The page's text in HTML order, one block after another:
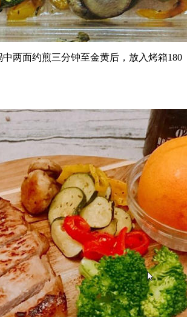
两面约煎三分钟至金黄后，放入烤箱180